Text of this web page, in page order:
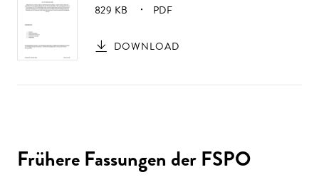
GRÖSSE:
829 KB PDF
DOWNLOAD
Frühere Fassungen der FSPO